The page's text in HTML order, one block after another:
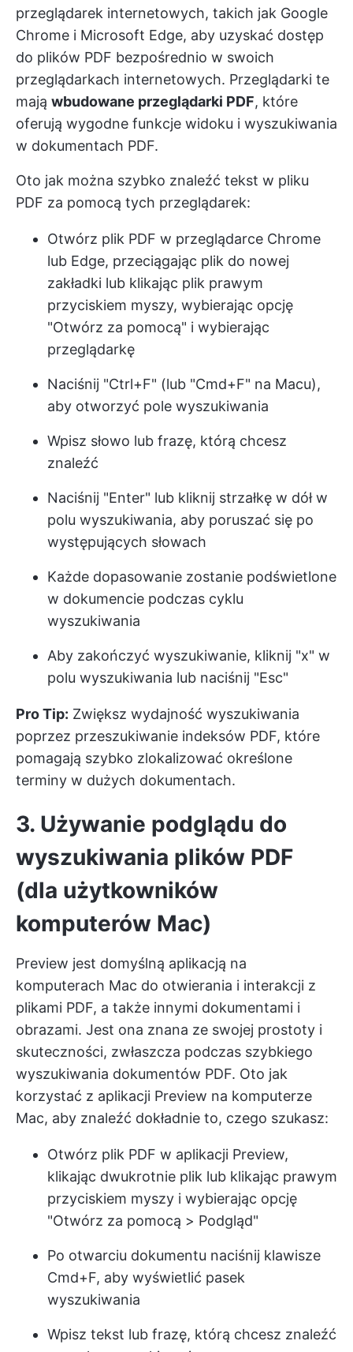
przeglądarek internetowych, takich jak Google
Chrome i Microsoft Edge, aby uzyskać dostęp
do plików PDF bezpośrednio w swoich
przeglądarkach internetowych. Przeglądarki te
mają wbudowane przeglądarki PDF, które
oferują wygodne funkcje widoku i wyszukiwania
w dokumentach PDF.
Oto jak można szybko znaleźć tekst w pliku
PDF za pomocą tych przeglądarek:
Otwórz plik PDF w przeglądarce Chrome
lub Edge, przeciągając plik do nowej
zakładki lub klikając plik prawym
przyciskiem myszy, wybierając opcję
"Otwórz za pomocą" i wybierając
przeglądarkę
Naciśnij "Ctrl+F" (lub "Cmd+F" na Macu),
aby otworzyć pole wyszukiwania
Wpisz słowo lub frazę, którą chcesz
znaleźć
Naciśnij "Enter" lub kliknij strzałkę w dół w
polu wyszukiwania, aby poruszać się po
występujących słowach
Każde dopasowanie zostanie podświetlone
w dokumencie podczas cyklu
wyszukiwania
Aby zakończyć wyszukiwanie, kliknij "x" w
polu wyszukiwania lub naciśnij "Esc"
Pro Tip: Zwiększ wydajność wyszukiwania
poprzez przeszukiwanie indeksów PDF, które
pomagają szybko zlokalizować określone
terminy w dużych dokumentach.
3. Używanie podglądu do
wyszukiwania plików PDF
(dla użytkowników
komputerów Mac)
Preview jest domyślną aplikacją na
komputerach Mac do otwierania i interakcji z
plikami PDF, a także innymi dokumentami i
obrazami. Jest ona znana ze swojej prostoty i
skuteczności, zwłaszcza podczas szybkiego
wyszukiwania dokumentów PDF. Oto jak
korzystać z aplikacji Preview na komputerze
Mac, aby znaleźć dokładnie to, czego szukasz:
Otwórz plik PDF w aplikacji Preview,
klikając dwukrotnie plik lub klikając prawym
przyciskiem myszy i wybierając opcję
"Otwórz za pomocą > Podgląd"
Po otwarciu dokumentu naciśnij klawisze
Cmd+F, aby wyświetlić pasek
wyszukiwania
Wpisz tekst lub frazę, którą chcesz znaleźć